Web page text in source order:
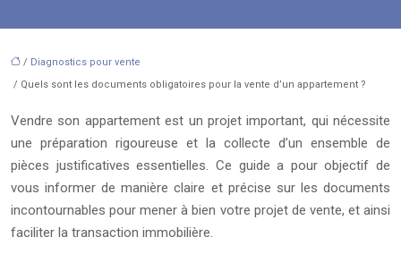
/ Diagnostics pour vente
/ Quels sont les documents obligatoires pour la vente d’un appartement ?
Vendre son appartement est un projet important, qui nécessite
une préparation rigoureuse et la collecte d’un ensemble de
pièces justificatives essentielles. Ce guide a pour objectif de
vous informer de manière claire et précise sur les documents
incontournables pour mener à bien votre projet de vente, et ainsi
faciliter la transaction immobilière.